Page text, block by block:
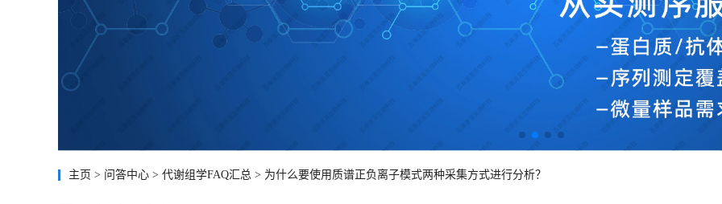
主页 > 问答中心 > 代谢组学FAQ汇总 > 为什么要使用质谱正负离子模式两种采集方式进行分析？